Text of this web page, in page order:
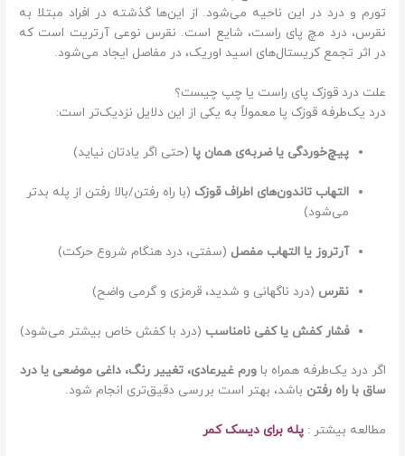
تورم و درد در این ناحیه می‌شود. از این‌ها گذشته در افراد مبتلا به
نقرس، درد مچ پای راست، شایع است. نقرس نوعی آرتریت است که
در اثر تجمع کریستال‌های اسید اوریک، در مفاصل ایجاد می‌شود.
علت درد قوزک پای راست یا چپ چیست؟
درد یک‌طرفه قوزک پا معمولاً به یکی از این دلایل نزدیک‌تر است:
پیچ‌خوردگی یا ضربه‌ی همان پا (حتی اگر یادتان نیاید)
التهاب تاندون‌های اطراف قوزک (با راه رفتن/بالا رفتن از پله بدتر
می‌شود)
آرتروز یا التهاب مفصل (سفتی، درد هنگام شروع حرکت)
نقرس (درد ناگهانی و شدید، قرمزی و گرمی واضح)
فشار کفش یا کفی نامناسب (درد با کفش خاص بیشتر می‌شود)
اگر درد یک‌طرفه همراه باورم غیرعادی، تغییر رنگ، داغی موضعی یا درد
ساق با راه رفتن باشد، بهتر است بررسی دقیق‌تری انجام شود.
مطالعه بیشتر :پله برای دیسک کمر